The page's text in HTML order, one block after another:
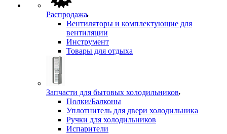
Распродажа
Вентиляторы и комплектующие для
вентиляции
Инструмент
Товары для отдыха
Запчасти для бытовых холодильников
Полки/Балконы
Уплотнитель для двери холодильника
Ручки для холодильников
Испарители